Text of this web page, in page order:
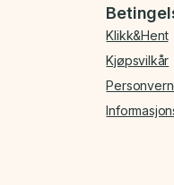
Klikk&Hent
Kjøpsvilkår